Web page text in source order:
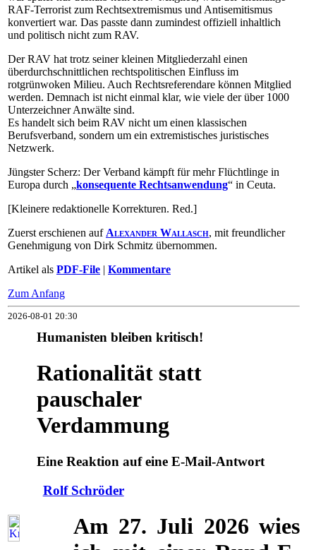
RAF-Ter­ro­rist zum Rechtsextremismus und Antisemitismus
konvertiert war. Das passte dann zumindest offiziell inhaltlich
und politisch nicht zum RAV.
Der RAV hat trotz seiner kleinen Mitgliederzahl einen
überdurchschnittlichen rechtspolitischen Einfluss im
rotgrünwoken Milieu. Auch Rechtsreferendare können Mitglied
werden. Demnach ist nicht einmal klar, wie viele der über 1000
Unterzeichner Anwälte sind.
Es handelt sich beim RAV nicht um einen klassischen
Berufsverband, sondern um ein extremistisches juristisches
Netzwerk.
Jüngster Scherz: Der Verband kämpft für mehr Flüchtlinge in
Europa durch „konsequente Rechtsanwendung“ in Ceuta.
[Kleinere redaktionelle Korrekturen. Red.]
Zuerst erschienen aufAlexander Wallasch, mit freundlicher
Genehmigung von Dirk Schmitz übernommen.
Artikel als PDF-File | Kommentare
Zum Anfang
2026-08-01 20:30
Humanisten bleiben kritisch!
Rationalität statt
pauschaler
Verdammung
Eine Reaktion auf eine E-Mail-Antwort
Rolf Schröder
Am 27. Juli 2026 wies